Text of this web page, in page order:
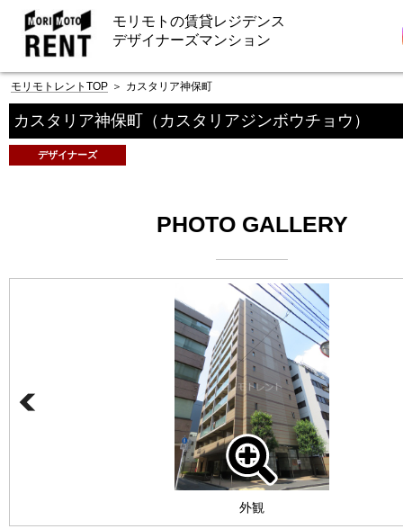
モリモトの賃貸レジデンス
デザイナーズマンション
モリモトレントTOP ＞ カスタリア神保町
カスタリア神保町 （カスタリアジンボウチョウ）
デザイナーズ
PHOTO GALLERY
外観